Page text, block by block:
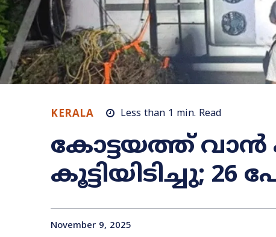
KERALA Less than 1 min. Read
കോട്ടയത്ത് വാൻ
കൂട്ടിയിടിച്ചു; 26
November 9, 2025